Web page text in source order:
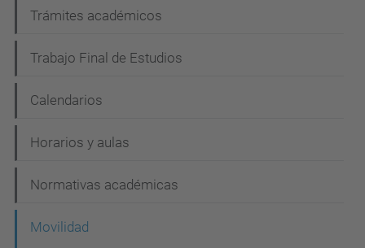
Trámites académicos
Trabajo Final de Estudios
Calendarios
Horarios y aulas
Normativas académicas
Movilidad